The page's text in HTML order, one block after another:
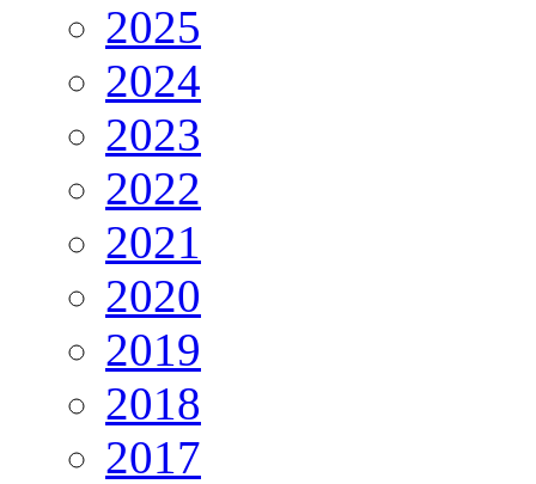
2025
2024
2023
2022
2021
2020
2019
2018
2017